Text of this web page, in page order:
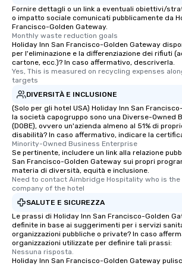
Fornire dettagli o un link a eventuali obiettivi/
o impatto sociale comunicati pubblicamente da
Francisco-Golden Gateway.
Monthly waste reduction goals
Holiday Inn San Francisco-Golden Gateway
per l'eliminazione e la differenziazione dei rifiuti
cartone, ecc.)? In caso affermativo, descriverla.
Yes, This is measured on recycling expenses
targets
DIVERSITÀ E INCLUSIONE
(Solo per gli hotel USA) Holiday Inn San
la società capogruppo sono una Diverse-Owned
(DOBE), ovvero un'azienda almeno al 51% di
disabilità? In caso affermativo, indicare la
Minority-Owned Business Enterprise
Se pertinente, includere un link alla relazione
San Francisco-Golden Gateway sui propri
materia di diversità, equità e inclusione.
Need to contact Aimbridge Hospitality who is
company of the hotel
SALUTE E SICUREZZA
Le prassi di Holiday Inn San Francisco-Golden
definite in base ai suggerimenti per i servizi
organizzazioni pubbliche o private? In caso
organizzazioni utilizzate per definire tali prassi:
Nessuna risposta.
Holiday Inn San Francisco-Golden Gateway